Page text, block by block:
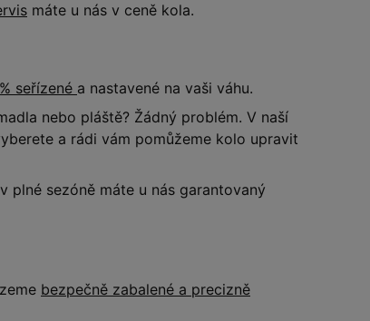
máte u nás v ceně kola.
seřízené a nastavené na vaši váhu.
nebo pláště? Žádný problém. V naší
a rádi vám pomůžeme kolo upravit
plné sezóně máte u nás garantovaný
bezpečně zabalené a precizně